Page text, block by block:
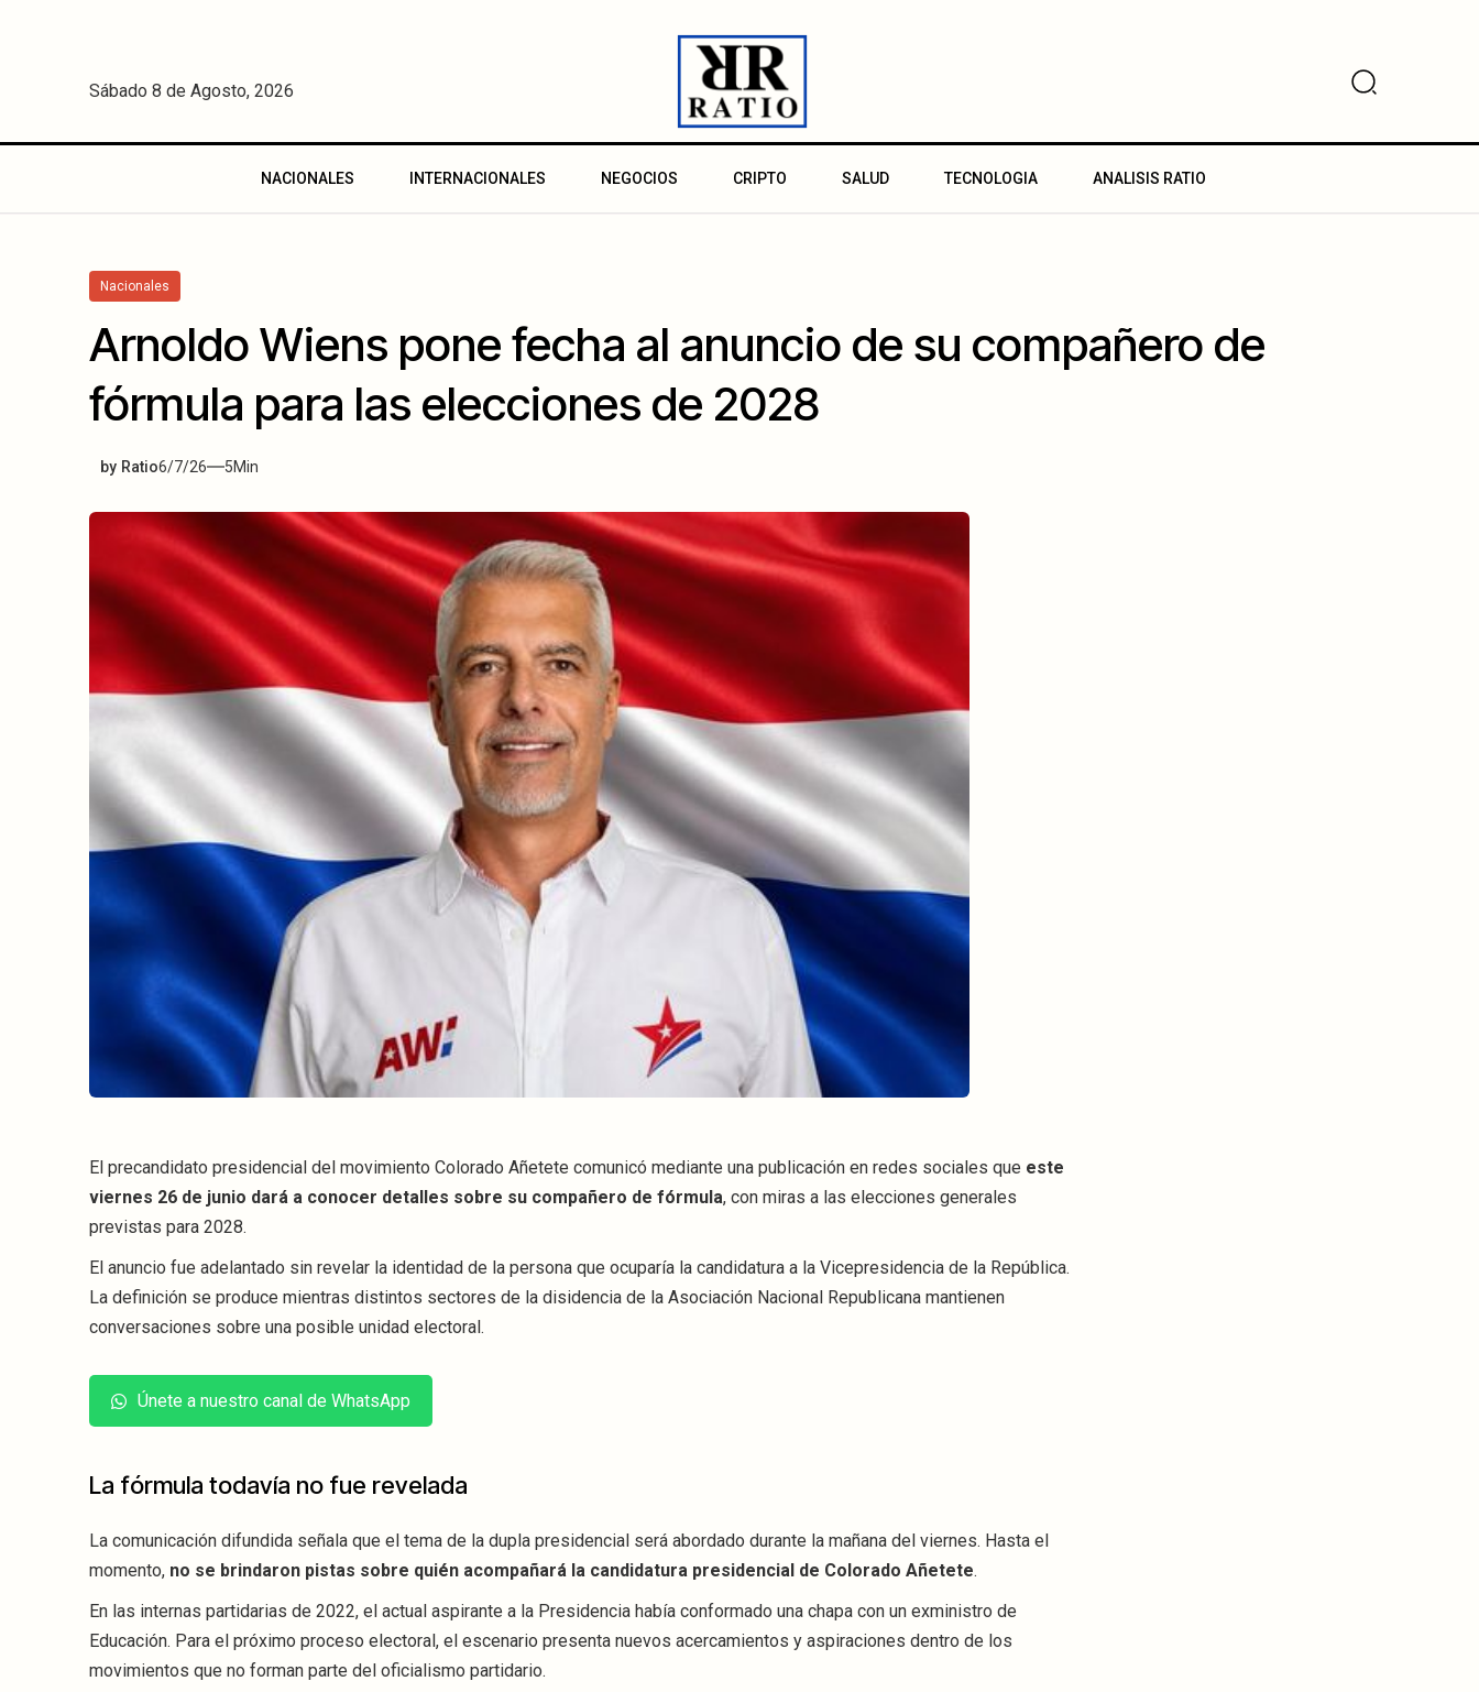
Sábado 8 de Agosto, 2026
NACIONALES INTERNACIONALES NEGOCIOS CRIPTO SALUD TECNOLOGIA ANALISIS RATIO
Nacionales
Arnoldo Wiens pone fecha al anuncio de su compañero de
fórmula para las elecciones de 2028
by Ratio6/7/26 5Min
El precandidato presidencial del movimiento Colorado Añetete comunicó mediante una publicación en redes sociales que este
viernes 26 de junio dará a conocer detalles sobre su compañero de fórmula, con miras a las elecciones generales
previstas para 2028.
El anuncio fue adelantado sin revelar la identidad de la persona que ocuparía la candidatura a la Vicepresidencia de la República.
La definición se produce mientras distintos sectores de la disidencia de la Asociación Nacional Republicana mantienen
conversaciones sobre una posible unidad electoral.
Únete a nuestro canal de WhatsApp
La fórmula todavía no fue revelada
La comunicación difundida señala que el tema de la dupla presidencial será abordado durante la mañana del viernes. Hasta el
momento, no se brindaron pistas sobre quién acompañará la candidatura presidencial de Colorado Añetete.
En las internas partidarias de 2022, el actual aspirante a la Presidencia había conformado una chapa con un exministro de
Educación. Para el próximo proceso electoral, el escenario presenta nuevos acercamientos y aspiraciones dentro de los
movimientos que no forman parte del oficialismo partidario.